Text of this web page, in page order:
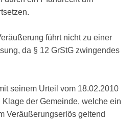
führt nicht zu einer
da § 12 GrStG zwingendes
seinem Urteil vom 18.02.2010
Klage der Gemeinde, welche ein
Veräußerungserlös geltend